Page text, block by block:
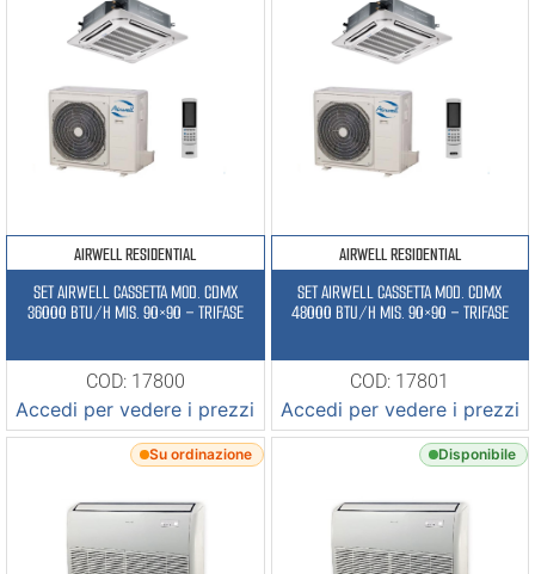
AIRWELL RESIDENTIAL
SET AIRWELL CASSETTA MOD. CDMX
36000 BTU/H MIS. 90×90 – TRIFASE
COD: 17800
Accedi per vedere i prezzi
AIRWELL RESIDENTIAL
SET AIRWELL CASSETTA MOD. CDMX
48000 BTU/H MIS. 90×90 – TRIFASE
COD: 17801
Accedi per vedere i prezzi
Su ordinazione Disponibile